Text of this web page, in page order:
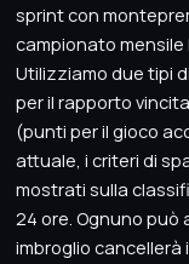
sprint con
campionato mensile
Utilizziamo due tipi
per il rapporto
(punti per il gioco
attuale, i criteri di
mostrati sulla
24 ore. Ognuno può
imbroglio cancellerà